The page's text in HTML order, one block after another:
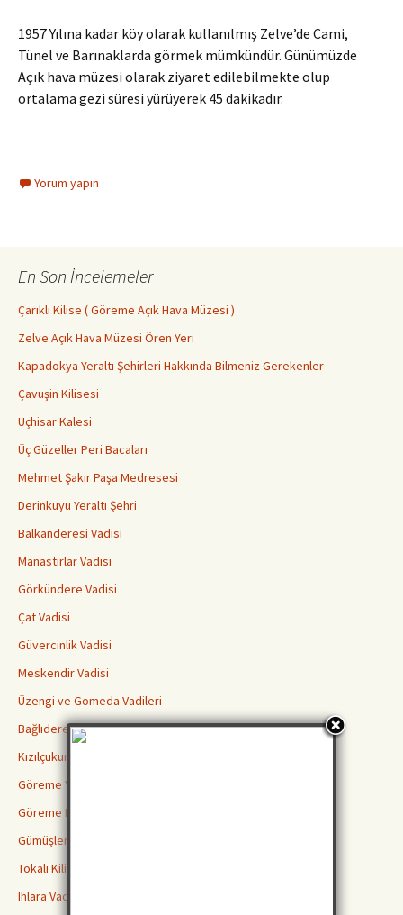
1957 Yılına kadar köy olarak kullanılmış Zelve’de Cami,
Tünel ve Barınaklarda görmek mümkündür. Günümüzde
Açık hava müzesi olarak ziyaret edilebilmekte olup
ortalama gezi süresi yürüyerek 45 dakikadır.
Yorum yapın
En Son İncelemeler
Çarıklı Kilise ( Göreme Açık Hava Müzesi )
Zelve Açık Hava Müzesi Ören Yeri
Kapadokya Yeraltı Şehirleri Hakkında Bilmeniz Gerekenler
Çavuşin Kilisesi
Uçhisar Kalesi
Üç Güzeller Peri Bacaları
Mehmet Şakir Paşa Medresesi
Derinkuyu Yeraltı Şehri
Balkanderesi Vadisi
Manastırlar Vadisi
Görkündere Vadisi
Çat Vadisi
Güvercinlik Vadisi
Meskendir Vadisi
Üzengi ve Gomeda Vadileri
Bağlıdere Aşk Vadisi
Kızılçukur Vadisi Ortahisar
Göreme Yılanlı Kilisesi
Göreme Karanlık Kilise
Gümüşler Manastırı Niğde
Tokalı Kilise Göreme
Ihlara Vadisi Peristrama Güzelyurt Aksaray